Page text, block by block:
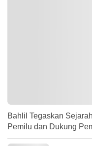
Bahlil Tegaskan
Pemilu dan Dukung